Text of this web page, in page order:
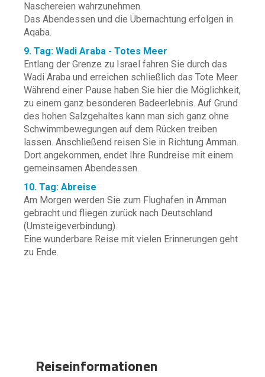
Naschereien wahrzunehmen.
Das Abendessen und die Übernachtung erfolgen in
Aqaba.
9. Tag: Wadi Araba - Totes Meer
Entlang der Grenze zu Israel fahren Sie durch das
Wadi Araba und erreichen schließlich das Tote Meer.
Während einer Pause haben Sie hier die Möglichkeit,
zu einem ganz besonderen Badeerlebnis. Auf Grund
des hohen Salzgehaltes kann man sich ganz ohne
Schwimmbewegungen auf dem Rücken treiben
lassen. Anschließend reisen Sie in Richtung Amman.
Dort angekommen, endet Ihre Rundreise mit einem
gemeinsamen Abendessen.
10. Tag: Abreise
Am Morgen werden Sie zum Flughafen in Amman
gebracht und fliegen zurück nach Deutschland
(Umsteigeverbindung).
Eine wunderbare Reise mit vielen Erinnerungen geht
zu Ende.
Reiseinformationen